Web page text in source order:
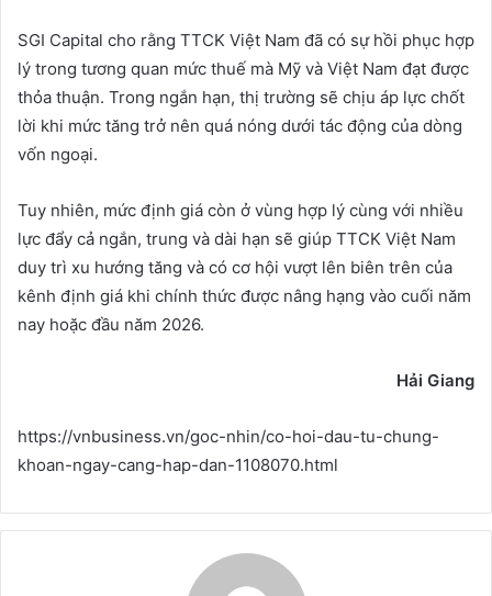
SGI Capital cho rằng TTCK Việt Nam đã có sự hồi phục hợp
lý trong tương quan mức thuế mà Mỹ và Việt Nam đạt được
thỏa thuận. Trong ngắn hạn, thị trường sẽ chịu áp lực chốt
lời khi mức tăng trở nên quá nóng dưới tác động của dòng
vốn ngoại.
Tuy nhiên, mức định giá còn ở vùng hợp lý cùng với nhiều
lực đẩy cả ngắn, trung và dài hạn sẽ giúp TTCK Việt Nam
duy trì xu hướng tăng và có cơ hội vượt lên biên trên của
kênh định giá khi chính thức được nâng hạng vào cuối năm
nay hoặc đầu năm 2026.
Hải Giang
https://vnbusiness.vn/goc-nhin/co-hoi-dau-tu-chung-
khoan-ngay-cang-hap-dan-1108070.html